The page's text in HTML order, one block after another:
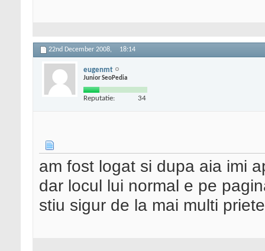
22nd December 2008, 18:14
eugenmt
Junior SeoPedia
Reputatie: 34
am fost logat si dupa aia imi
dar locul lui normal e pe
stiu sigur de la mai multi